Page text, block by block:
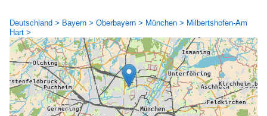
Deutschland > Bayern > Oberbayern > München > Milbertshofen-Am
Hart >